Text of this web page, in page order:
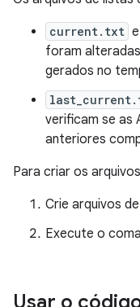
current.txt e
foram
gerados no
verificam se as
anteriores
Para criar os
Crie arquivos
Execute o
Usar o